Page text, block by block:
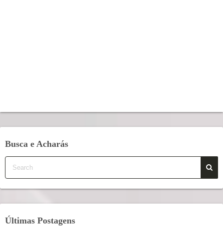
Busca e Acharás
Últimas Postagens